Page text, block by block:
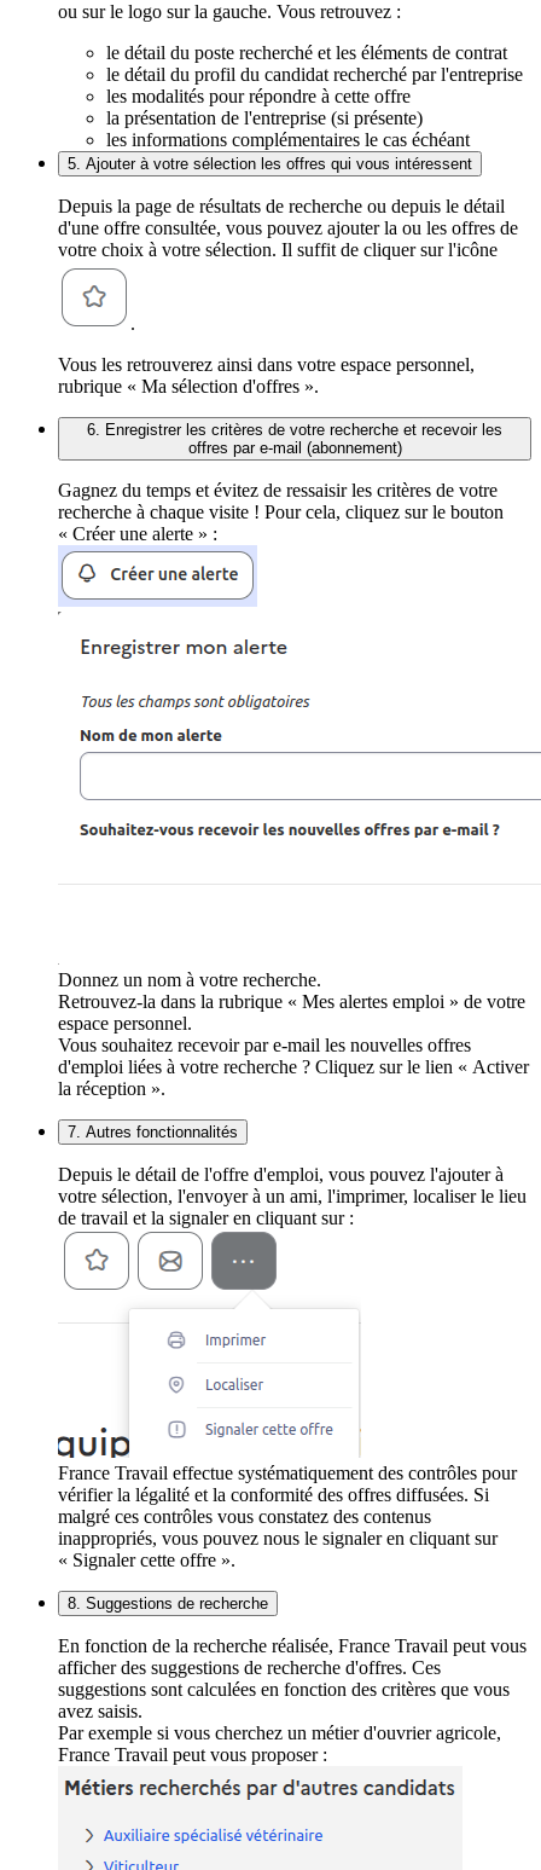
ou sur le logo sur la gauche. Vous retrouvez :
le détail du poste recherché et les éléments de contrat
le détail du profil du candidat recherché par l'entreprise
les modalités pour répondre à cette offre
la présentation de l'entreprise (si présente)
les informations complémentaires le cas échéant
5. Ajouter à votre sélection les offres qui vous intéressent
Depuis la page de résultats de recherche ou depuis le détail
d'une offre consultée, vous pouvez ajouter la ou les offres de
votre choix à votre sélection. Il suffit de cliquer sur l'icône
.
Vous les retrouverez ainsi dans votre espace personnel,
rubrique « Ma sélection d'offres ».
6. Enregistrer les critères de votre recherche et recevoir les
offres par e-mail (abonnement)
Gagnez du temps et évitez de ressaisir les critères de votre
recherche à chaque visite ! Pour cela, cliquez sur le bouton
« Créer une alerte » :
Donnez un nom à votre recherche.
Retrouvez-la dans la rubrique « Mes alertes emploi » de votre
espace personnel.
Vous souhaitez recevoir par e-mail les nouvelles offres
d'emploi liées à votre recherche ? Cliquez sur le lien « Activer
la réception ».
7. Autres fonctionnalités
Depuis le détail de l'offre d'emploi, vous pouvez l'ajouter à
votre sélection, l'envoyer à un ami, l'imprimer, localiser le lieu
de travail et la signaler en cliquant sur :
France Travail effectue systématiquement des contrôles pour
vérifier la légalité et la conformité des offres diffusées. Si
malgré ces contrôles vous constatez des contenus
inappropriés, vous pouvez nous le signaler en cliquant sur
« Signaler cette offre ».
8. Suggestions de recherche
En fonction de la recherche réalisée, France Travail peut vous
afficher des suggestions de recherche d'offres. Ces
suggestions sont calculées en fonction des critères que vous
avez saisis.
Par exemple si vous cherchez un métier d'ouvrier agricole,
France Travail peut vous proposer :